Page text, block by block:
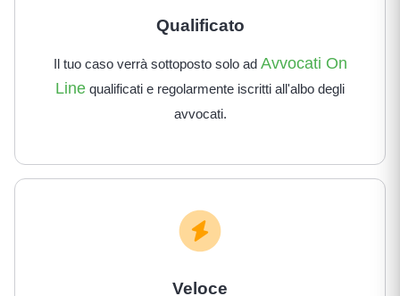
Qualificato
Il tuo caso verrà sottoposto solo ad Avvocati On
Line qualificati e regolarmente iscritti all'albo degli
avvocati.
Veloce